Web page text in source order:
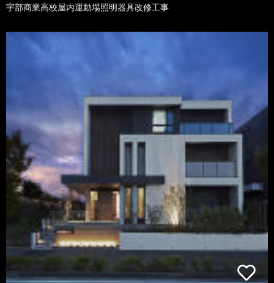
宇部商業高校屋内運動場照明器具改修工事